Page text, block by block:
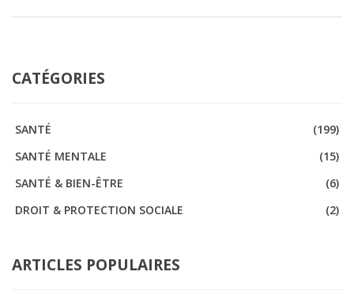
CATÉGORIES
SANTÉ
(199)
SANTÉ MENTALE
(15)
SANTÉ & BIEN-ÊTRE
(6)
DROIT & PROTECTION SOCIALE
(2)
ARTICLES POPULAIRES